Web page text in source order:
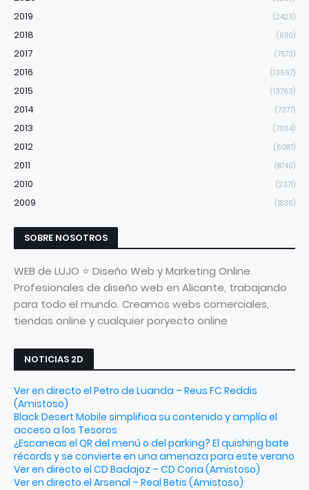
2019 (2423)
2018 (6110)
2017 (7573)
2016 (13667)
2015 (13763)
2014 (7377)
2013 (7064)
2012 (6087)
2011 (8740)
2010 (2371)
2009 (1836)
SOBRE NOSOTROS
WEB de LUJO ⭐ Diseño Web y Marketing Online.
Profesionales de diseño web en Alicante, trabajando
para todo el mundo. Creamos webs comerciales,
tiendas online y cualquier poryecto online
NOTICIAS 2D
Ver en directo el Petro de Luanda – Reus FC Reddis
(Amistoso)
Black Desert Mobile simplifica su contenido y amplía el
acceso a los Tesoros
¿Escaneas el QR del menú o del parking? El quishing bate
récords y se convierte en una amenaza para este verano
Ver en directo el CD Badajoz – CD Coria (Amistoso)
Ver en directo el Arsenal – Real Betis (Amistoso)